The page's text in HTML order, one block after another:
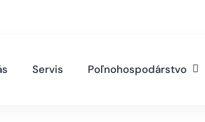
Servis Poľnohospodárstvo